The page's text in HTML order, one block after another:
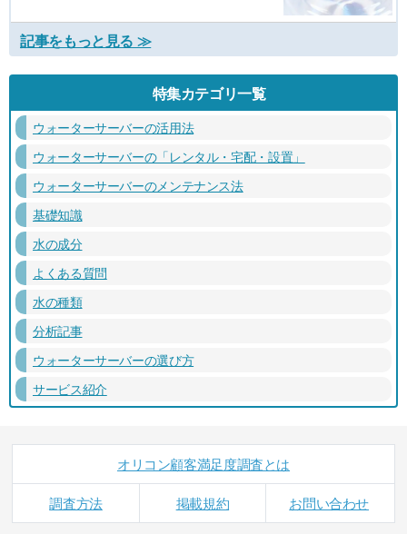
記事をもっと見る ≫
特集カテゴリ一覧
ウォーターサーバーの活用法
ウォーターサーバーの「レンタル・宅配・設置」
ウォーターサーバーのメンテナンス法
基礎知識
水の成分
よくある質問
水の種類
分析記事
ウォーターサーバーの選び方
サービス紹介
オリコン顧客満足度調査とは
調査方法 掲載規約 お問い合わせ